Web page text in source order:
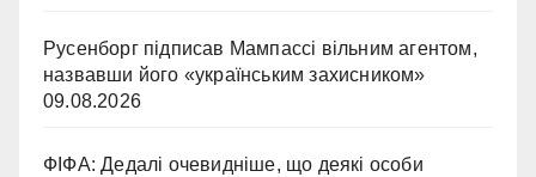
Русенборг підписав Мампассі вільним агентом,
назвавши його «українським захисником»
09.08.2026
ФІФА: Дедалі очевидніше, що деякі особи